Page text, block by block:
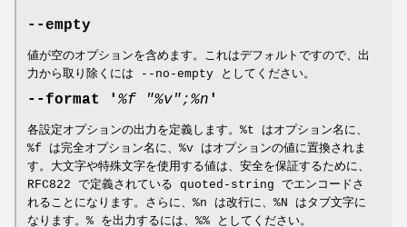
--empty
値が空のオプションを含めます。これはデフォルトですので、出
力から取り除くには --no-empty としてください。
--format ' %f "%v";%n '
各設定オプションの出力を定義します。%t はオプション名に、
%f は完全オプション名に、%v はオプションの値に置換されま
す。大文字や特殊文字を使用する値は、安全を保証するために、
RFC822 で定義されている quoted-string でエンコードさ
れることになります。さらに、%n は改行に、%N はタブ文字に
なります。% を出力するには、%% としてください。